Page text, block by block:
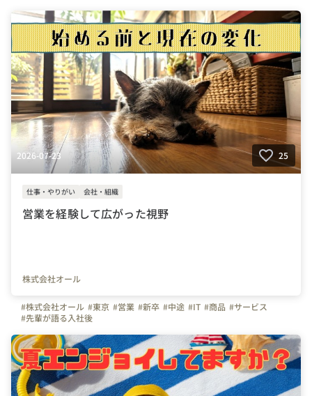
2026-07-23 25
仕事・やりがい 会社・組織
営業を経験して広がった視野
株式会社オール
#株式会社オール #東京 #営業 #新卒 #中途 #IT #商品 #サービス
#先輩が語る入社後